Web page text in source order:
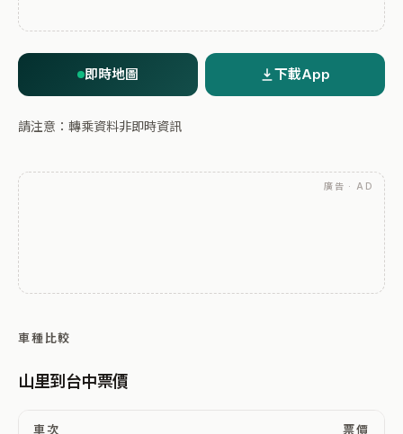
即時地圖 下載App
請注意：轉乘資料非即時資訊
廣告 · AD
車種比較
山里到台中票價
車次 票價